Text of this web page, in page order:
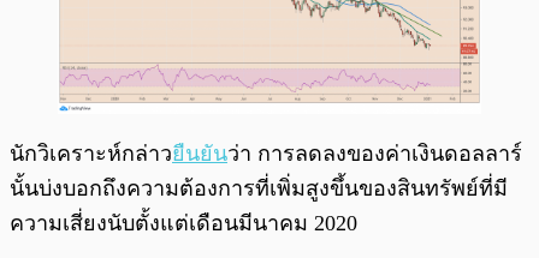
นักวิเคราะห์กล่าวยืนยันว่า การลดลงของค่าเงินดอลลาร์
นั้นบ่งบอกถึงความต้องการที่เพิ่มสูงขึ้นของสินทรัพย์ที่มี
ความเสี่ยงนับตั้งแต่เดือนมีนาคม 2020